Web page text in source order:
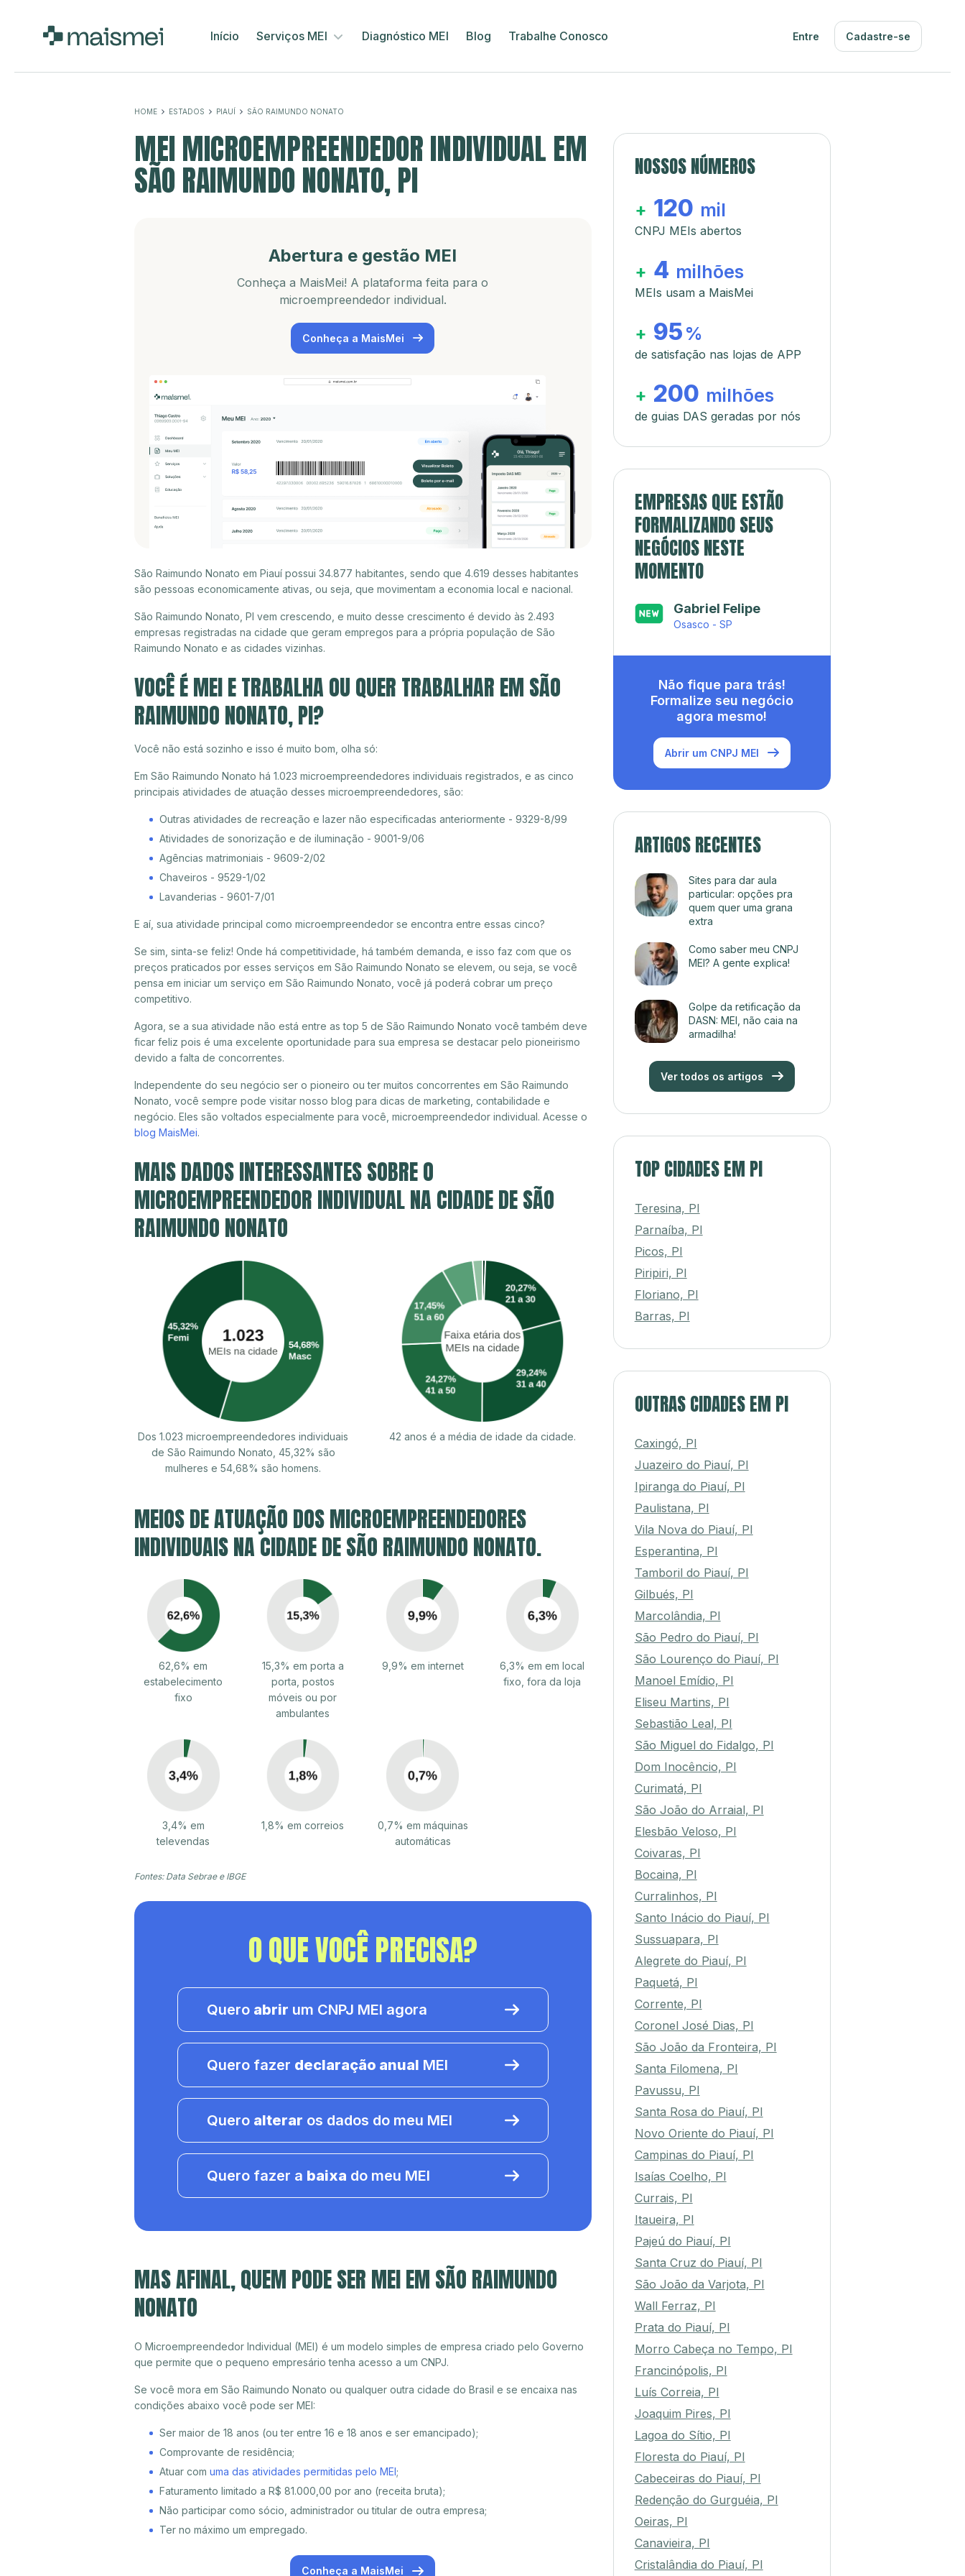
Início Serviços MEI Diagnóstico MEI Blog Trabalhe Conosco Entre Cadastre-se
HOME ESTADOS PIAUÍ SÃO RAIMUNDO NONATO
MEI MICROEMPREENDEDOR INDIVIDUAL EM
SÃO RAIMUNDO NONATO, PI
Abertura e gestão MEI
Conheça a MaisMei! A plataforma feita para o
microempreendedor individual.
Conheça a MaisMei
São Raimundo Nonato em Piauí possui 34.877 habitantes, sendo que 4.619 desses habitantes
são pessoas economicamente ativas, ou seja, que movimentam a economia local e nacional.
São Raimundo Nonato, PI vem crescendo, e muito desse crescimento é devido às 2.493
empresas registradas na cidade que geram empregos para a própria população de São
Raimundo Nonato e as cidades vizinhas.
VOCÊ É MEI E TRABALHA OU QUER TRABALHAR EM SÃO
RAIMUNDO NONATO, PI?
Você não está sozinho e isso é muito bom, olha só:
Em São Raimundo Nonato há 1.023 microempreendedores individuais registrados, e as cinco
principais atividades de atuação desses microempreendedores, são:
Outras atividades de recreação e lazer não especificadas anteriormente - 9329-8/99
Atividades de sonorização e de iluminação - 9001-9/06
Agências matrimoniais - 9609-2/02
Chaveiros - 9529-1/02
Lavanderias - 9601-7/01
E aí, sua atividade principal como microempreendedor se encontra entre essas cinco?
Se sim, sinta-se feliz! Onde há competitividade, há também demanda, e isso faz com que os
preços praticados por esses serviços em São Raimundo Nonato se elevem, ou seja, se você
pensa em iniciar um serviço em São Raimundo Nonato, você já poderá cobrar um preço
competitivo.
Agora, se a sua atividade não está entre as top 5 de São Raimundo Nonato você também deve
ficar feliz pois é uma excelente oportunidade para sua empresa se destacar pelo pioneirismo
devido a falta de concorrentes.
Independente do seu negócio ser o pioneiro ou ter muitos concorrentes em São Raimundo
Nonato, você sempre pode visitar nosso blog para dicas de marketing, contabilidade e
negócio. Eles são voltados especialmente para você, microempreendedor individual. Acesse o
blog MaisMei.
MAIS DADOS INTERESSANTES SOBRE O
MICROEMPREENDEDOR INDIVIDUAL NA CIDADE DE SÃO
RAIMUNDO NONATO
Dos 1.023 microempreendedores individuais
de São Raimundo Nonato, 45,32% são
mulheres e 54,68% são homens.
42 anos é a média de idade da cidade.
MEIOS DE ATUAÇÃO DOS MICROEMPREENDEDORES
INDIVIDUAIS NA CIDADE DE SÃO RAIMUNDO NONATO.
62,6% em
estabelecimento
fixo
15,3% em porta a
porta, postos
móveis ou por
ambulantes
9,9% em internet
6,3% em em local
fixo, fora da loja
3,4% em
televendas
1,8% em correios
0,7% em máquinas
automáticas
Fontes: Data Sebrae e IBGE
O QUE VOCÊ PRECISA?
Quero abrir um CNPJ MEI agora
Quero fazer declaração anual MEI
Quero alterar os dados do meu MEI
Quero fazer a baixa do meu MEI
MAS AFINAL, QUEM PODE SER MEI EM SÃO RAIMUNDO
NONATO
O Microempreendedor Individual (MEI) é um modelo simples de empresa criado pelo Governo
que permite que o pequeno empresário tenha acesso a um CNPJ.
Se você mora em São Raimundo Nonato ou qualquer outra cidade do Brasil e se encaixa nas
condições abaixo você pode ser MEI:
Ser maior de 18 anos (ou ter entre 16 e 18 anos e ser emancipado);
Comprovante de residência;
Atuar com uma das atividades permitidas pelo MEI;
Faturamento limitado a R$ 81.000,00 por ano (receita bruta);
Não participar como sócio, administrador ou titular de outra empresa;
Ter no máximo um empregado.
Conheça a MaisMei
NOSSOS NÚMEROS
+ 120 mil
CNPJ MEIs abertos
+ 4 milhões
MEIs usam a MaisMei
+ 95 %
de satisfação nas lojas de APP
+ 200 milhões
de guias DAS geradas por nós
EMPRESAS QUE ESTÃO
FORMALIZANDO SEUS
NEGÓCIOS NESTE
MOMENTO
Gabriel Felipe
Osasco - SP
Não fique para trás!
Formalize seu negócio
agora mesmo!
Abrir um CNPJ MEI
ARTIGOS RECENTES
Sites para dar aula
particular: opções pra
quem quer uma grana
extra
Como saber meu CNPJ
MEI? A gente explica!
Golpe da retificação da
DASN: MEI, não caia na
armadilha!
Ver todos os artigos
TOP CIDADES EM PI
Teresina, PI
Parnaíba, PI
Picos, PI
Piripiri, PI
Floriano, PI
Barras, PI
OUTRAS CIDADES EM PI
Caxingó, PI
Juazeiro do Piauí, PI
Ipiranga do Piauí, PI
Paulistana, PI
Vila Nova do Piauí, PI
Esperantina, PI
Tamboril do Piauí, PI
Gilbués, PI
Marcolândia, PI
São Pedro do Piauí, PI
São Lourenço do Piauí, PI
Manoel Emídio, PI
Eliseu Martins, PI
Sebastião Leal, PI
São Miguel do Fidalgo, PI
Dom Inocêncio, PI
Curimatá, PI
São João do Arraial, PI
Elesbão Veloso, PI
Coivaras, PI
Bocaina, PI
Curralinhos, PI
Santo Inácio do Piauí, PI
Sussuapara, PI
Alegrete do Piauí, PI
Paquetá, PI
Corrente, PI
Coronel José Dias, PI
São João da Fronteira, PI
Santa Filomena, PI
Pavussu, PI
Santa Rosa do Piauí, PI
Novo Oriente do Piauí, PI
Campinas do Piauí, PI
Isaías Coelho, PI
Currais, PI
Itaueira, PI
Pajeú do Piauí, PI
Santa Cruz do Piauí, PI
São João da Varjota, PI
Wall Ferraz, PI
Prata do Piauí, PI
Morro Cabeça no Tempo, PI
Francinópolis, PI
Luís Correia, PI
Joaquim Pires, PI
Lagoa do Sítio, PI
Floresta do Piauí, PI
Cabeceiras do Piauí, PI
Redenção do Gurguéia, PI
Oeiras, PI
Canavieira, PI
Cristalândia do Piauí, PI